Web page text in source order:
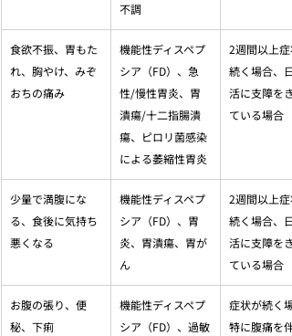
不調
食欲不振、胃もた
れ、胸やけ、みぞ
おちの痛み
機能性ディスペプ
シア（FD）、急
性/慢性胃炎、胃
潰瘍/十二指腸潰
瘍、ピロリ菌感染
による萎縮性胃炎
2週間以上症
続く場合、日
活に支障をき
ている場合
少量で満腹にな
る、食後に気持ち
悪くなる
機能性ディスペプ
シア（FD）、胃
炎、胃潰瘍、胃が
ん
2週間以上症
続く場合、日
活に支障をき
ている場合
お腹の張り、便
秘、下痢
機能性ディスペプ
シア（FD）、過敏
症状が続く場
特に腹痛を伴